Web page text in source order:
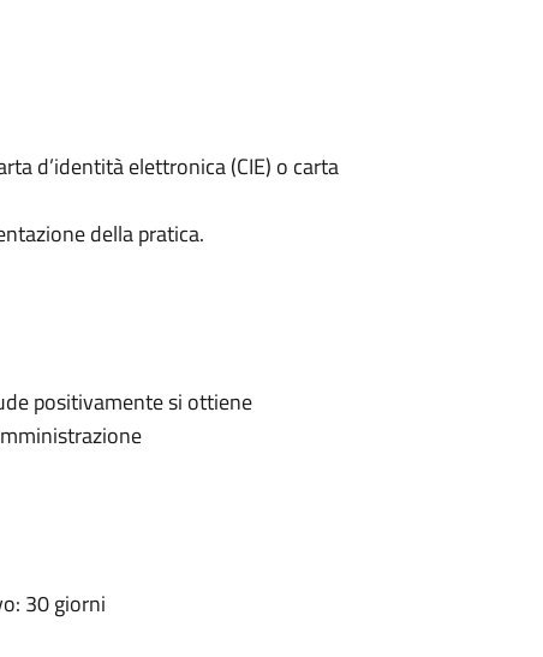
d’identità elettronica (CIE) o carta
della pratica.
positivamente si ottiene
30 giorni